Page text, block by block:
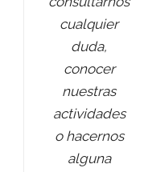
cualquier
duda,
conocer
nuestras
actividades
o hacernos
alguna